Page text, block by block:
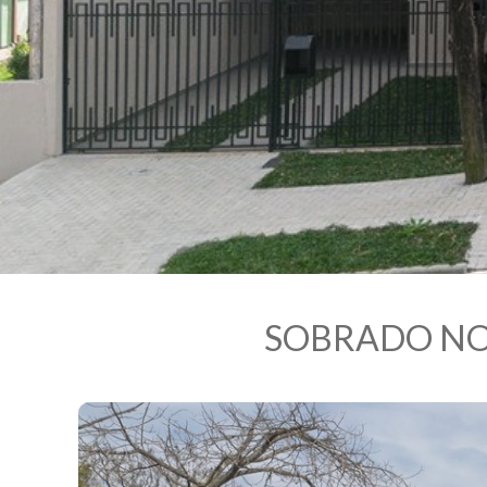
SOBRADO